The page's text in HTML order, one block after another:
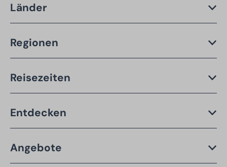
Länder
Regionen
Reisezeiten
Entdecken
Angebote